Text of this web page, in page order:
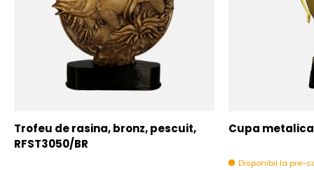
Trofeu de rasina, bronz, pescuit,
RFST3050/BR
Cupa
Disponibil la pre-